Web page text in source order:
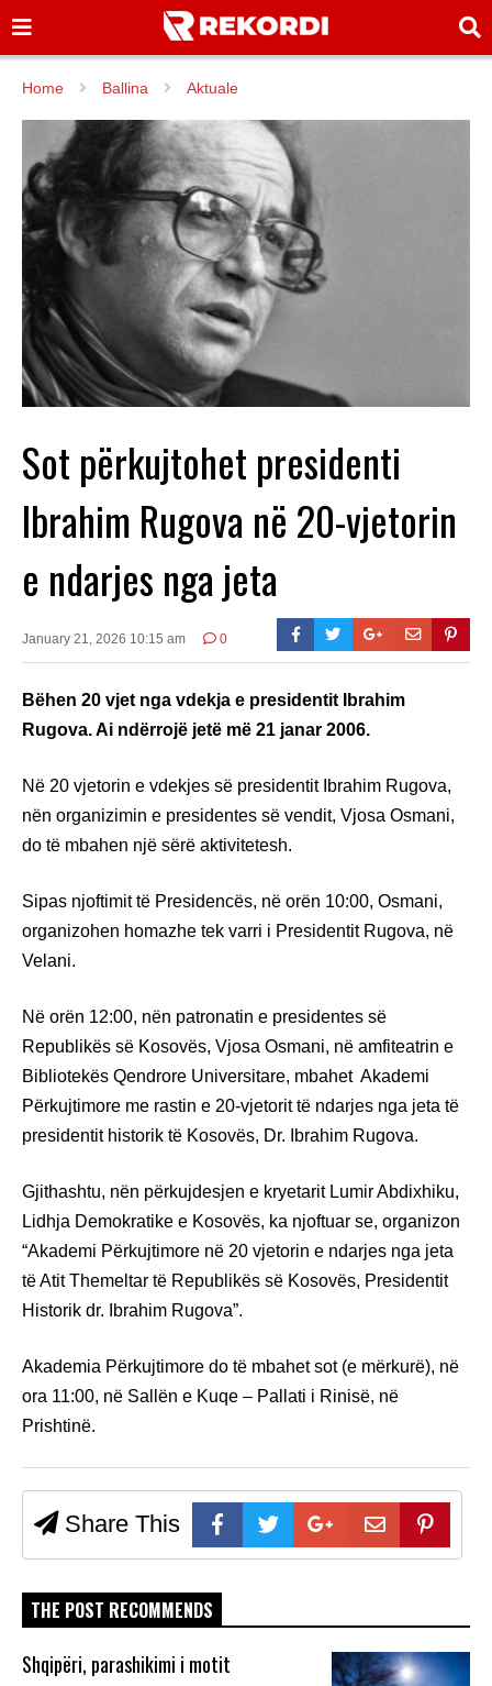
Home Ballina Aktuale
Sot përkujtohet presidenti
Ibrahim Rugova në 20-vjetorin
e ndarjes nga jeta
January 21, 2026 10:15 am 0
Bëhen 20 vjet nga vdekja e presidentit Ibrahim
Rugova. Ai ndërrojë jetë më 21 janar 2006.
Në 20 vjetorin e vdekjes së presidentit Ibrahim Rugova,
nën organizimin e presidentes së vendit, Vjosa Osmani,
do të mbahen një sërë aktivitetesh.
Sipas njoftimit të Presidencës, në orën 10:00, Osmani,
organizohen homazhe tek varri i Presidentit Rugova, në
Velani.
Në orën 12:00, nën patronatin e presidentes së
Republikës së Kosovës, Vjosa Osmani, në amfiteatrin e
Bibliotekës Qendrore Universitare, mbahet Akademi
Përkujtimore me rastin e 20-vjetorit të ndarjes nga jeta të
presidentit historik të Kosovës, Dr. Ibrahim Rugova.
Gjithashtu, nën përkujdesjen e kryetarit Lumir Abdixhiku,
Lidhja Demokratike e Kosovës, ka njoftuar se, organizon
“Akademi Përkujtimore në 20 vjetorin e ndarjes nga jeta
të Atit Themeltar të Republikës së Kosovës, Presidentit
Historik dr. Ibrahim Rugova”.
Akademia Përkujtimore do të mbahet sot (e mërkurë), në
ora 11:00, në Sallën e Kuqe – Pallati i Rinisë, në
Prishtinë.
Share This
THE POST RECOMMENDS
Shqipëri, parashikimi i motit